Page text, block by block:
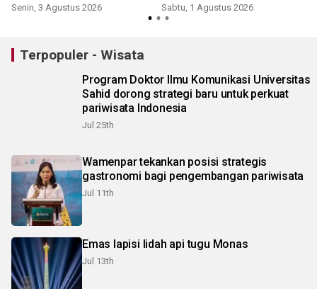
Senin, 3 Agustus 2026 Sabtu, 1 Agustus 2026
Terpopuler - Wisata
Program Doktor Ilmu Komunikasi Universitas
Sahid dorong strategi baru untuk perkuat
pariwisata Indonesia
Jul 25th
Wamenpar tekankan posisi strategis
gastronomi bagi pengembangan pariwisata
Jul 11th
Emas lapisi lidah api tugu Monas
Jul 13th